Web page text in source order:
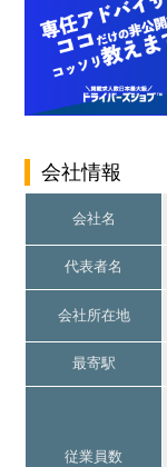
会社情報
会社名
代表者名
会社所在地
最寄駅
従業員数